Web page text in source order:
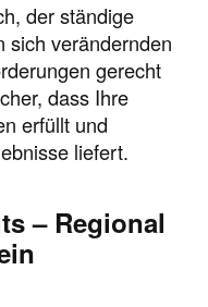
der ständige
sich verändernden
gerecht
dass Ihre
erfüllt und
liefert.
– Regional